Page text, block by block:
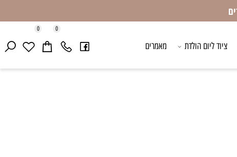
0 0
ציוד ליום הולדת מאמרים